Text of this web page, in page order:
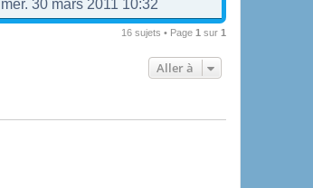
mer. 30 mars 2011 10:32
16 sujets • Page 1 sur 1
Aller à